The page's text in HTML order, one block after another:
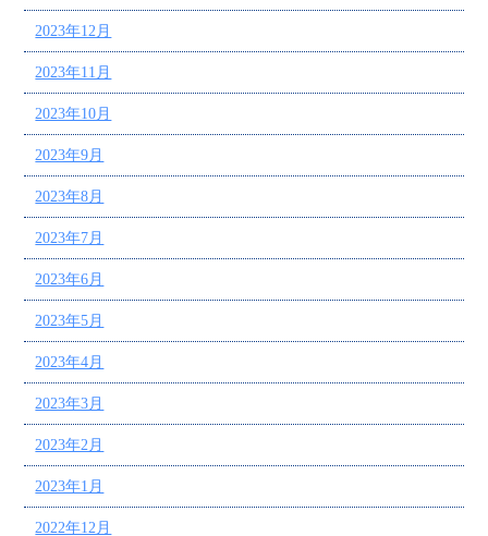
2023年12月
2023年11月
2023年10月
2023年9月
2023年8月
2023年7月
2023年6月
2023年5月
2023年4月
2023年3月
2023年2月
2023年1月
2022年12月